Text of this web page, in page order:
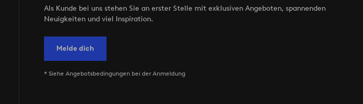
Als Kunde bei uns stehen Sie an erster Stelle mit exklusiven Angeboten, spannenden
Neuigkeiten und viel Inspiration.
Melde dich
* Siehe Angebotsbedingungen bei der Anmeldung